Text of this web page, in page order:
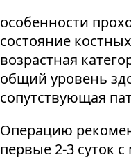
особенности
состояние
возрастная
общий уровень
сопутствующая
Операцию
первые 2-3 суток